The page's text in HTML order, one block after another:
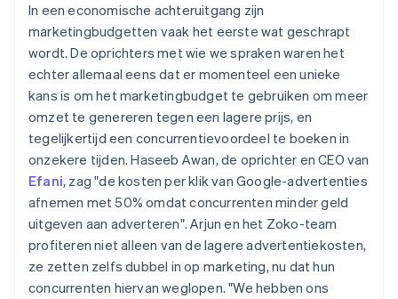
In een economische achteruitgang zijn
marketingbudgetten vaak het eerste wat geschrapt
wordt. De oprichters met wie we spraken waren het
echter allemaal eens dat er momenteel een unieke
kans is om het marketingbudget te gebruiken om meer
omzet te genereren tegen een lagere prijs, en
tegelijkertijd een concurrentievoordeel te boeken in
onzekere tijden. Haseeb Awan, de oprichter en CEO van
Efani, zag "de kosten per klik van Google-advertenties
afnemen met 50% omdat concurrenten minder geld
uitgeven aan adverteren". Arjun en het Zoko-team
profiteren niet alleen van de lagere advertentiekosten,
ze zetten zelfs dubbel in op marketing, nu dat hun
concurrenten hiervan weglopen. "We hebben ons